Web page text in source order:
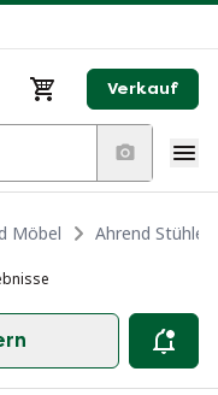
Verkauf
Möbel
Ahrend Stühle